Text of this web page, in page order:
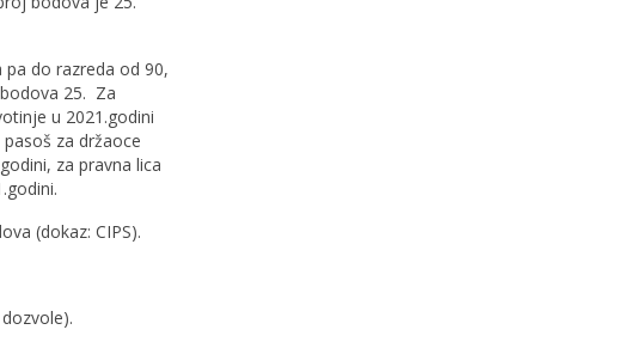
pa do razreda od 90,
25. Za
u 2021.godini
za držaoce
za pravna lica
u 2021.godini.
(dokaz: CIPS).